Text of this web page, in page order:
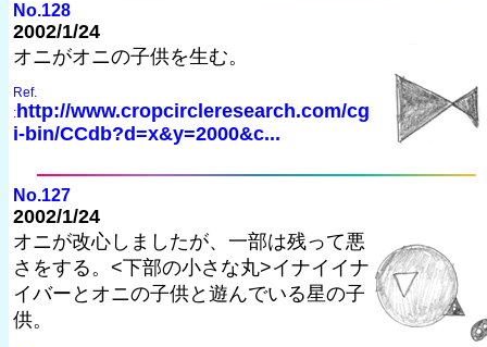
No.128
2002/1/24
オニがオニの子供を生む。
Ref.
: http://www.cropcircleresearch.com/cg
i-bin/CCdb?d=x&y=2000&c...
No.127
2002/1/24
オニが改心しましたが、一部は残って悪
さをする。<下部の小さな丸>イナイイナ
イバーとオニの子供と遊んでいる星の子
供。